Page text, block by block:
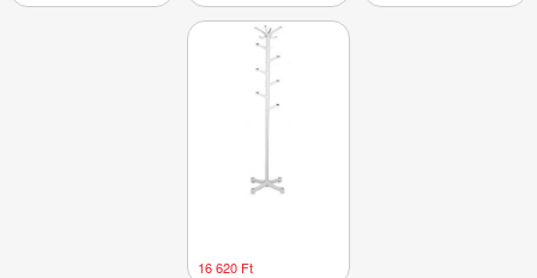
16 620 Ft